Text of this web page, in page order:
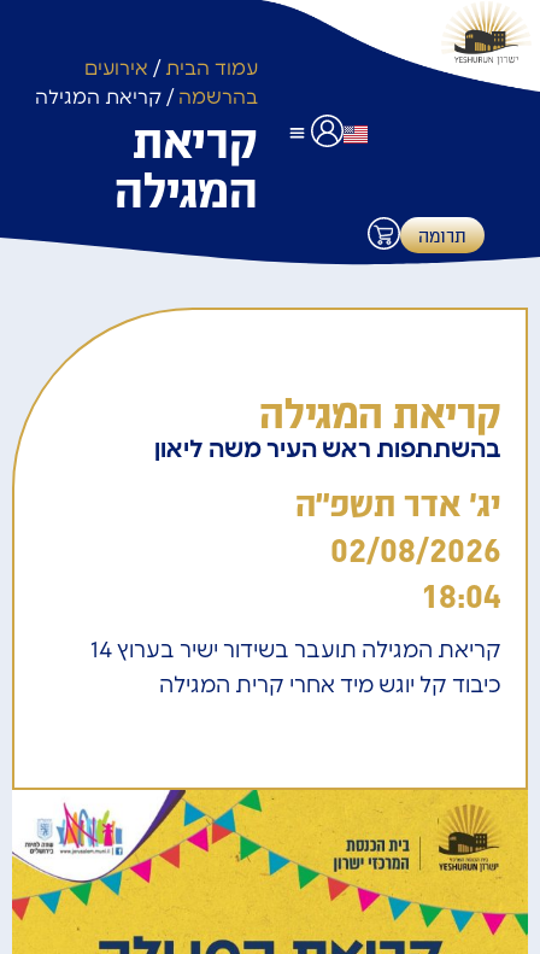
תרומה
עמוד הבית / אירועים
בהרשמה / קריאת המגילה
קריאת
המגילה
קריאת המגילה
בהשתתפות ראש העיר משה ליאון
יג' אדר תשפ"ה
02/08/2026
18:04
קריאת המגילה תועבר בשידור ישיר בערוץ 14
כיבוד קל יוגש מיד אחרי קרית המגילה